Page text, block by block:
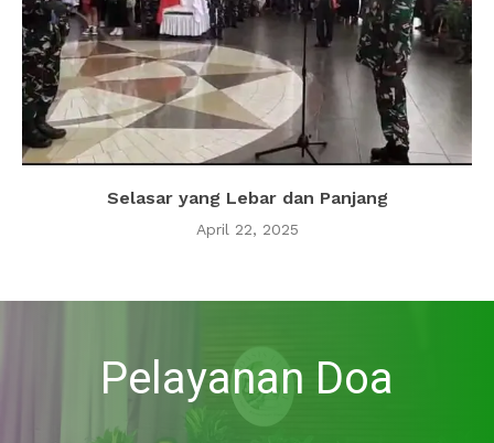
Selasar yang Lebar dan Panjang
April 22, 2025
Pelayanan Doa